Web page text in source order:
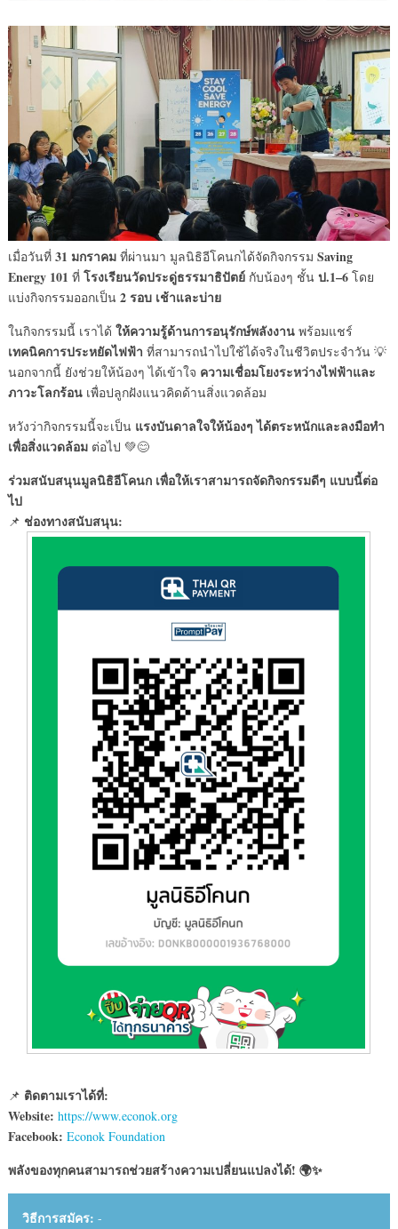
เมื่อวันที่ 31 มกราคมที่ผ่านมา มูลนิธิอีโคนกได้จัดกิจกรรม Saving
Energy 101 ที่ โรงเรียนวัดประดู่ธรรมาธิปัตย์กับน้องๆ ชั้น ป.1–6โดย
แบ่งกิจกรรมออกเป็น 2 รอบ เช้าและบ่าย
ในกิจกรรมนี้ เราได้ ให้ความรู้ด้านการอนุรักษ์พลังงานพร้อมแชร์
เทคนิคการประหยัดไฟฟ้า ที่สามารถนำไปใช้ได้จริงในชีวิตประจำวัน 💡
นอกจากนี้ ยังช่วยให้น้องๆ ได้เข้าใจ ความเชื่อมโยงระหว่างไฟฟ้าและ
ภาวะโลกร้อนเพื่อปลูกฝังแนวคิดด้านสิ่งแวดล้อม
หวังว่ากิจกรรมนี้จะเป็น แรงบันดาลใจให้น้องๆ ได้ตระหนักและลงมือทำ
เพื่อสิ่งแวดล้อมต่อไป 💚😊
ร่วมสนับสนุนมูลนิธิอีโคนก เพื่อให้เราสามารถจัดกิจกรรมดีๆ แบบนี้ต่อ
ไป
📌 ช่องทางสนับสนุน:
📌 ติดตามเราได้ที่:
Website: https://www.econok.org
Facebook: Econok Foundation
พลังของทุกคนสามารถช่วยสร้างความเปลี่ยนแปลงได้! 🌍✨
วิธีการสมัคร: -